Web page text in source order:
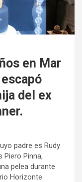
en Mar
del ex
padre es Rudy
Piero Pinna,
pelea durante
Horizonte